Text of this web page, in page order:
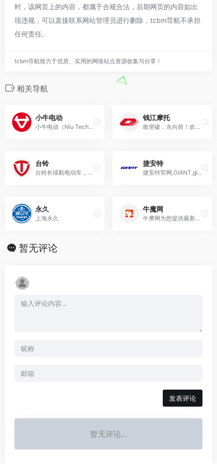
时，该网页上的内容，都属于合规合法，后期网页的内容如出
现违规，可以直接联系网站管理员进行删除，tcbm导航不承担
任何责任。
tcbm导航致力于优质、实用的网络站点资源收集与分享！
相关导航
小牛电动
小牛电动（Niu Technologies）（NASDAQ: NIU），成立于2014年，是全球智能城市出行解决方案提供商，公司致力于为全球用户提供更便捷环保的
钱江摩托
敢突破，永向前！欢迎访问QJMOTOR官网，在这里您可以了解更多公司介绍、品牌故事、产品信息、新闻资讯及全国联保服务支持。
台铃
台铃长续航电动车，掌握长续航核心科技，创造长续航世界纪录，台铃长续航电动车，跑得更远。
捷安特
捷安特官网,GIANT,giant,Giant
永久
上海永久
牛魔网
牛摩网为您提供最新、最牛的摩托车资讯信息、摩托车报价、摩托车图片、摩托车资料、摩托车论坛，积累历史经典车型的介绍，集成所有在销摩托车
暂无评论
发表评论
暂无评论...